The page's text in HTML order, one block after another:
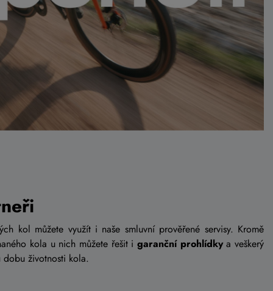
kol můžete využít i naše smluvní prověřené servisy. Kromě
kola u nich můžete řešit igaranční prohlídkya veškerý
životnosti kola.